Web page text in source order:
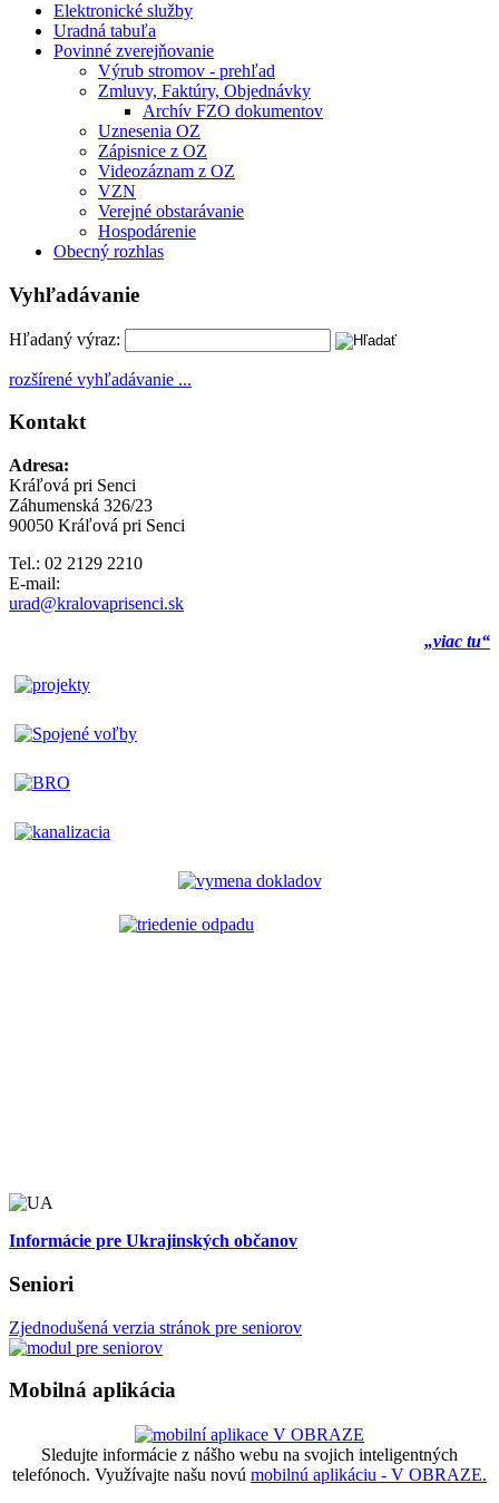
Elektronické služby
Uradná tabuľa
Povinné zverejňovanie
Výrub stromov - prehľad
Zmluvy, Faktúry, Objednávky
Archív FZO dokumentov
Uznesenia OZ
Zápisnice z OZ
Videozáznam z OZ
VZN
Verejné obstarávanie
Hospodárenie
Obecný rozhlas
Vyhľadávanie
Hľadaný výraz:
rozšírené vyhľadávanie ...
Kontakt
Adresa:
Kráľová pri Senci
Záhumenská 326/23
90050 Kráľová pri Senci
Tel.: 02 2129 2210
E-mail:
urad@kralovaprisenci.sk
„viac tu“
Informácie pre Ukrajinských občanov
Seniori
Zjednodušená verzia stránok pre seniorov
Mobilná aplikácia
Sledujte informácie z nášho webu na svojich inteligentných
telefónoch. Využívajte našu novú mobilnú aplikáciu - V OBRAZE.